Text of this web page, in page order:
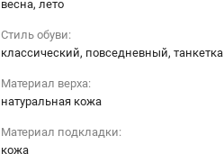
весна, лето
Стиль обуви:
классический, повседневный, танкетка
Материал верха:
натуральная кожа
Материал подкладки:
кожа